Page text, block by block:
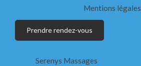
Mentions légales
Prendre rendez-vous
Serenys Massages